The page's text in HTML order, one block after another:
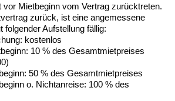
vor Mietbeginn vom Vertrag zurücktreten.
zurück, ist eine angemessene
folgender Aufstellung fällig:
kostenlos
10 % des Gesamtmietpreises
50 % des Gesamtmietpreises
o. Nichtanreise: 100 % des